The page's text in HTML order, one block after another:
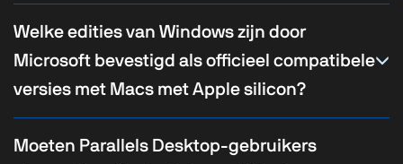
Welke edities van Windows zijn door
Microsoft bevestigd als officieel compatibele
versies met Macs met Apple silicon?
Moeten Parallels Desktop-gebruikers